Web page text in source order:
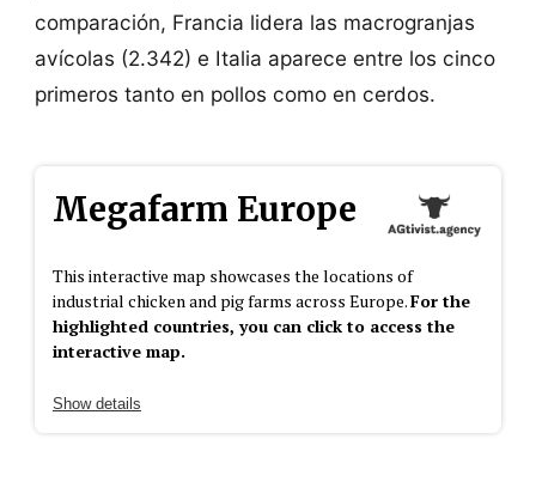
comparación, Francia lidera las macrogranjas
avícolas (2.342) e Italia aparece entre los cinco
primeros tanto en pollos como en cerdos.